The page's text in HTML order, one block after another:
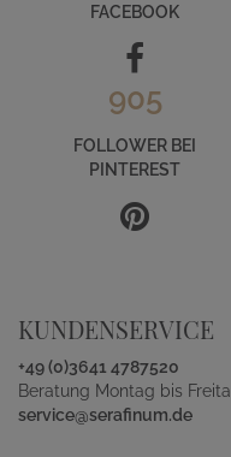
FACEBOOK
905
FOLLOWER BEI
PINTEREST
KUNDENSERVICE
+49 (0)3641 4787520
Beratung Montag bis
service@serafinum.de